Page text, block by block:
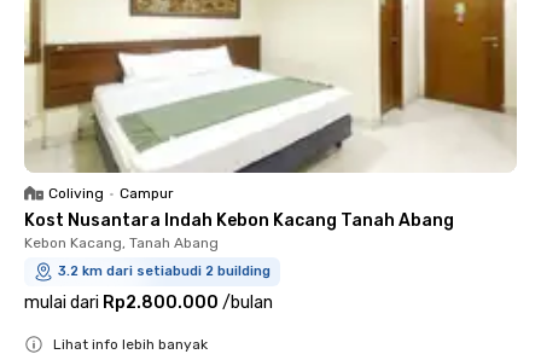
Coliving • Campur
Kost Nusantara Indah Kebon Kacang Tanah Abang
Kebon Kacang, Tanah Abang
3.2 km dari setiabudi 2 building
mulai dari Rp2.800.000 /bulan
Lihat info lebih banyak